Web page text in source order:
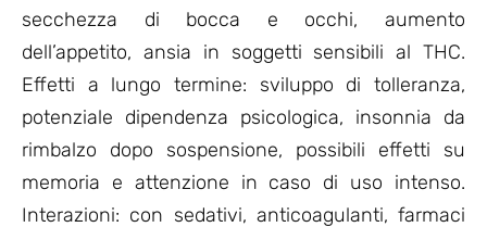
secchezza di bocca e occhi, aumento
dell’appetito, ansia in soggetti sensibili al THC.
Effetti a lungo termine: sviluppo di tolleranza,
potenziale dipendenza psicologica, insonnia da
rimbalzo dopo sospensione, possibili effetti su
memoria e attenzione in caso di uso intenso.
Interazioni: con sedativi, anticoagulanti, farmaci